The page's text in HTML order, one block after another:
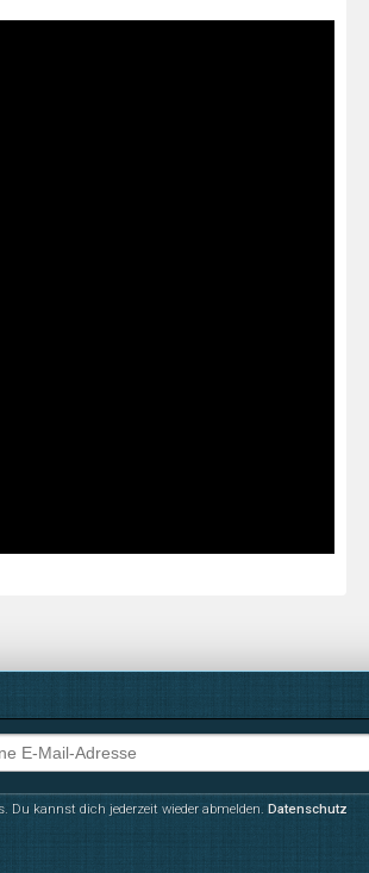
Du kannst dich jederzeit wieder abmelden. Datenschutz